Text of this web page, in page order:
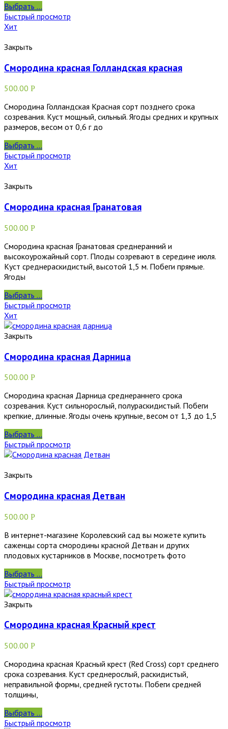
Выбрать ...
Быстрый просмотр
Хит
Закрыть
Смородина красная Голландская красная
500.00 Р
Смородина Голландская Красная сорт позднего срока
созревания. Куст мощный, сильный. Ягоды средних и крупных
размеров, весом от 0,6 г до
Выбрать ...
Быстрый просмотр
Хит
Закрыть
Смородина красная Гранатовая
500.00 Р
Смородина красная Гранатовая среднеранний и
высокоурожайный сорт. Плоды созревают в середине июля.
Куст среднераскидистый, высотой 1,5 м. Побеги прямые.
Ягоды
Выбрать ...
Быстрый просмотр
Хит
Закрыть
Смородина красная Дарница
500.00 Р
Смородина красная Дарница среднераннего срока
созревания. Куст сильнорослый, полураскидистый. Побеги
крепкие, длинные. Ягоды очень крупные, весом от 1,3 до 1,5
Выбрать ...
Быстрый просмотр
Закрыть
Смородина красная Детван
500.00 Р
В интернет-магазине Королевский сад вы можете купить
саженцы сорта смородины красной Детван и других
плодовых кустарников в Москве, посмотреть фото
Выбрать ...
Быстрый просмотр
Закрыть
Смородина красная Красный крест
500.00 Р
Смородина красная Красный крест (Red Cross) сорт среднего
срока созревания. Куст среднерослый, раскидистый,
неправильной формы, средней густоты. Побеги средней
толщины,
Выбрать ...
Быстрый просмотр